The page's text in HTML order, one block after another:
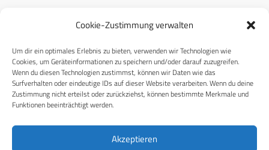
Cookie-Zustimmung verwalten
Um dir ein optimales Erlebnis zu bieten, verwenden wir Technologien wie
Cookies, um Geräteinformationen zu speichern und/oder darauf zuzugreifen.
Wenn du diesen Technologien zustimmst, können wir Daten wie das
Surfverhalten oder eindeutige IDs auf dieser Website verarbeiten. Wenn du deine
Zustimmung nicht erteilst oder zurückziehst, können bestimmte Merkmale und
Funktionen beeinträchtigt werden.
Akzeptieren
RECHTLICHES
Datenschutzerklärung
Cookie-Richtlinie (EU)